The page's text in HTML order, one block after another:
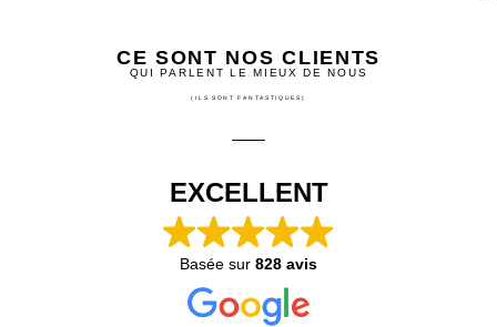
CE SONT NOS CLIENTS
QUI PARLENT LE MIEUX DE NOUS
(ILS SONT FANTASTIQUES)
EXCELLENT
Basée sur 828 avis